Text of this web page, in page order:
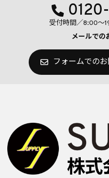
受付時間／8:00〜
メールでの
フォームでの